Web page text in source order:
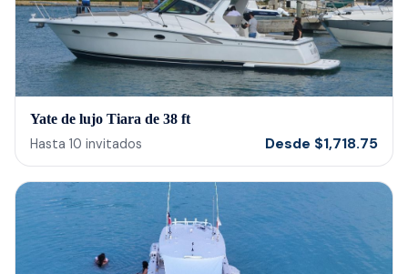
Yate de lujo Tiara de 38 ft
Hasta 10 invitados Desde $1,718.75